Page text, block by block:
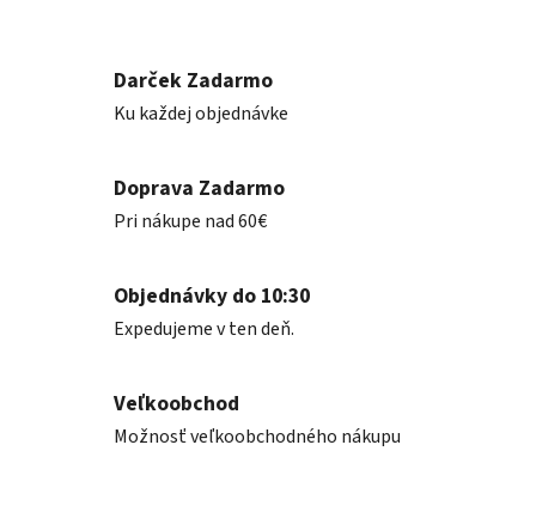
Darček Zadarmo
Ku každej objednávke
Doprava Zadarmo
Pri nákupe nad 60€
Objednávky do 10:30
Expedujeme v ten deň.
Veľkoobchod
Možnosť veľkoobchodného nákupu